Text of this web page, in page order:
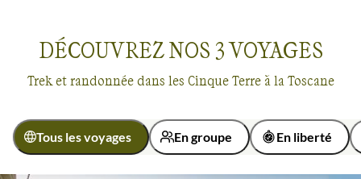
Nichés à flanc de colline, rattachés par de petits sentiers
muletiers et des escaliers à travers les vignes et les oliviers
pierres sèches, ces villages sont d’une beauté unique…
Un patrimoine désormais protégé par l’Unesco, à travers
DÉCOUVREZ NOS 3VOYAGES
Trek et randonnée dans les Cinque Terre à la Toscane
Tous les voyages En groupe En liberté